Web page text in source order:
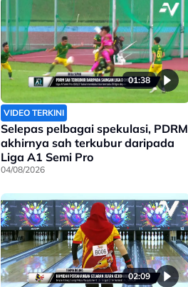
01:38
VIDEO TERKINI
Selepas pelbagai spekulasi, PDRM
akhirnya sah terkubur daripada
Liga A1 Semi Pro
04/08/2026
02:09